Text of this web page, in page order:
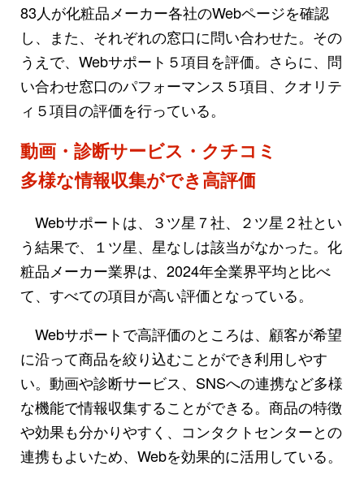
83人が化粧品メーカー各社のWebページを確認
し、また、それぞれの窓口に問い合わせた。その
うえで、Webサポート５項目を評価。さらに、問
い合わせ窓口のパフォーマンス５項目、クオリテ
ィ５項目の評価を行っている。
動画・診断サービス・クチコミ
多様な情報収集ができ高評価
Webサポートは、３ツ星７社、２ツ星２社とい
う結果で、１ツ星、星なしは該当がなかった。化
粧品メーカー業界は、2024年全業界平均と比べ
て、すべての項目が高い評価となっている。
Webサポートで高評価のところは、顧客が希望
に沿って商品を絞り込むことができ利用しやす
い。動画や診断サービス、SNSへの連携など多様
な機能で情報収集することができる。商品の特徴
や効果も分かりやすく、コンタクトセンターとの
連携もよいため、Webを効果的に活用している。